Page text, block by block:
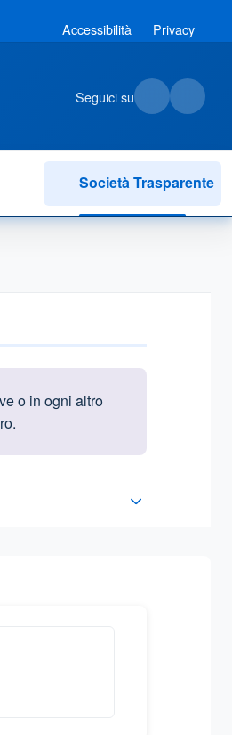
Accessibilità Privacy
Seguici su
Società Trasparente
o in ogni altro